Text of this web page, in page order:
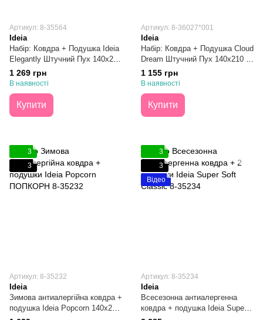
Артикул: 8-35564
Ideia
Набір: Ковдра + Подушка Ideia
Elegantly Штучний Пух 140х210
+ 50х70
1 269 грн
В наявності
Купити
Артикул: 8-36027*001
Ideia
Набір: Ковдра + Подушка Cloud
Dream Штучний Пух 140х210 +
50х70
1 155 грн
В наявності
Купити
3
3
Артикул: 8-35232
Ideia
Зимова антиалергійна ковдра +
подушка Ideia Popcorn 140х210
3
3
Відео
Артикул: 8-35234
Ideia
Всесезонна антиалергенна
ковдра + подушка Ideia Super